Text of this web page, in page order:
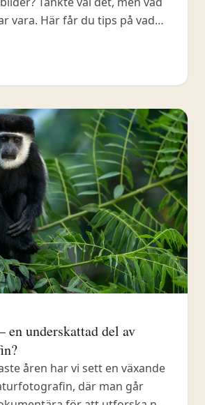
vara. Här får du tips på vad
en underskattad del av
åren har vi sett en växande
där man går